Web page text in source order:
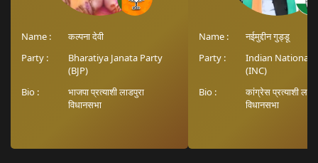
Name :
कल्पना देवी
Party :
Bharatiya Janata Party
(BJP)
Bio :
भाजपा प्रत्याशी लाडपुरा
विधानसभा
Name :
नईमुद्दीन गुड्डू
Party :
Indian National
(INC)
Bio :
कांग्रेस प्रत्याशी
विधानसभा